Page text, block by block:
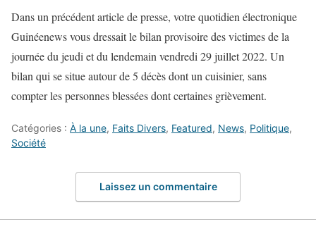
Dans un précédent article de presse, votre quotidien électronique
Guinéenews vous dressait le bilan provisoire des victimes de la
journée du jeudi et du lendemain vendredi 29 juillet 2022. Un
bilan qui se situe autour de 5 décès dont un cuisinier, sans
compter les personnes blessées dont certaines grièvement.
Catégories : À la une, Faits Divers, Featured, News, Politique,
Société
Laissez un commentaire